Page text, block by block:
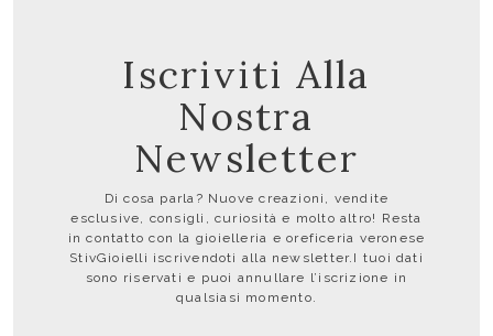
Iscriviti Alla
Nostra
Newsletter
Di cosa parla? Nuove creazioni, vendite
esclusive, consigli, curiosità e molto altro! Resta
in contatto con la gioielleria e oreficeria veronese
StivGioielli iscrivendoti alla newsletter.I tuoi dati
sono riservati e puoi annullare l’iscrizione in
qualsiasi momento.